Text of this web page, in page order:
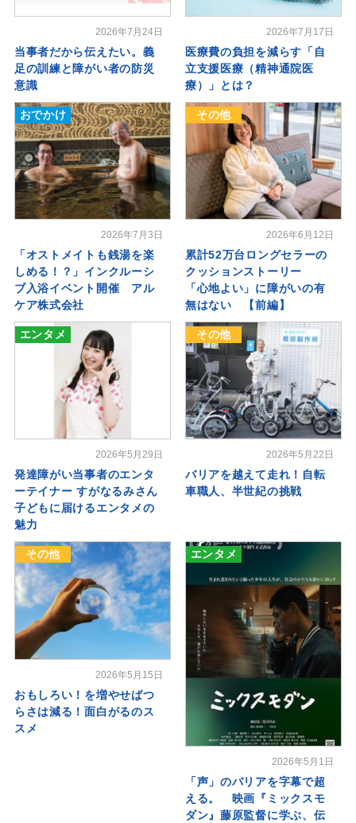
2026年7月24日
当事者だから伝えたい。義
足の訓練と障がい者の防災
意識
2026年7月17日
医療費の負担を減らす「自
立支援医療（精神通院医
療）」とは？
おでかけ
2026年7月3日
「オストメイトも銭湯を楽
しめる！？」インクルーシ
ブ入浴イベント開催 アル
ケア株式会社
その他
2026年6月12日
累計52万台ロングセラーの
クッションストーリー
「心地よい」に障がいの有
無はない 【前編】
エンタメ
2026年5月29日
発達障がい当事者のエンタ
ーテイナー すがなるみさん
子どもに届けるエンタメの
魅力
その他
2026年5月22日
バリアを越えて走れ！自転
車職人、半世紀の挑戦
その他
2026年5月15日
おもしろい！を増やせばつ
らさは減る！面白がるのス
スメ
エンタメ
2026年5月1日
「声」のバリアを字幕で超
える。 映画『ミックスモ
ダン』藤原監督に学ぶ、伝